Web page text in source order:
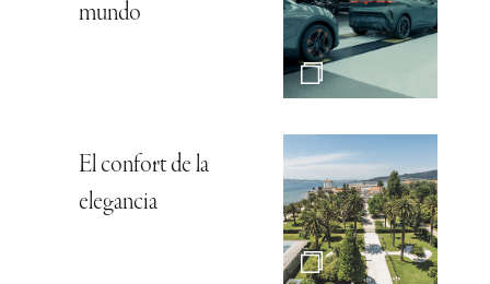
mundo
El confort de la
elegancia